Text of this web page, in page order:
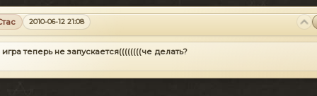
2010-06-12 21:08
теперь не запускается((((((((че делать?